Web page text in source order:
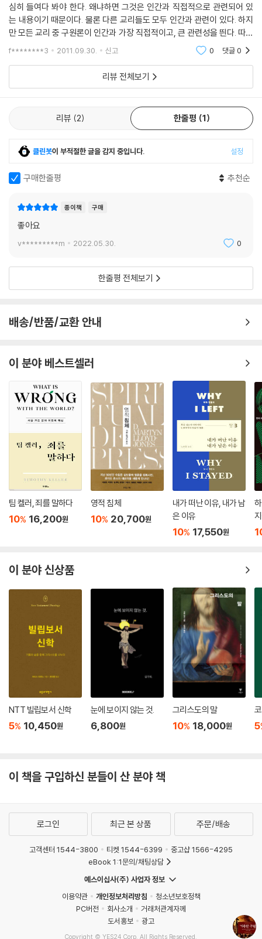
심히 들여다 봐야 한다. 왜냐하면 그것은 인간과 직접적으로 관련되어 있
는 내용이기 때문이다. 물론 다른 교리들도 모두 인간과 관련이 있다. 하지
만 모든 교리 중 구원론이 인간과 가장 직접적이고, 큰 관련성을 띈다. 따라
서 그것은 구원 받은 택자가 구원 받아가는 중에 자기점검을 위해 꼭 깊이
f********3 2011.09.30. 신고 0 댓글0
리뷰 전체보기
리뷰 2 한줄평 1
클린봇이 부적절한 글을 감지 중입니다. 설정
구매한줄평 추천순
종이책 구매
좋아요
v*********m 2022.05.30. 0
한줄평 전체보기
배송/반품/교환 안내
이 분야 베스트셀러
팀 켈러, 죄를 말하다
10% 16,200원
영적 침체
10% 20,700원
내가 떠난 이유, 내가 남
은 이유
10% 17,550원
이 분야 신상품
NTT 빌립보서 신학
5% 10,450원
눈에 보이지 않는 것.
6,800원
그리스도의 말
10% 18,000원 5
이 책을 구입하신 분들이 산 분야 책
로그인 최근 본 상품 주문/배송
고객센터 1544-3800 티켓 1544-6399
중고샵 1566-4295
eBook 1:1문의/채팅상담
예스이십사(주) 사업자 정보
이용약관
개인정보처리방침
청소년보호정책
PC버전
회사소개
거래처관계자께
도서홍보
광고
Copyright © YES24 Corp. All Rights Reserved.